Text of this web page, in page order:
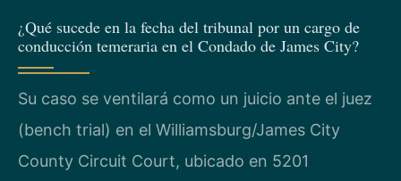
¿Qué sucede en la fecha del tribunal por un cargo de
conducción temeraria en el Condado de James City?
Su caso se ventilará como un juicio ante el juez
(bench trial) en el Williamsburg/James City
County Circuit Court, ubicado en 5201